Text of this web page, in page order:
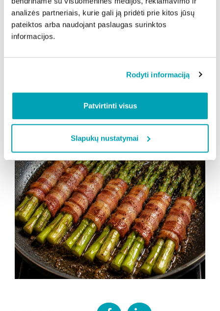
analizės partneriais, kurie gali ją pridėti prie kitos jūsų
pateiktos arba naudojant paslaugas surinktos
informacijos.
Rodyti informaciją
Patvirtinti visus
Slapukų nustatymai
pavirkite kelias minutes. Po kelių minučių
išimkite smidrus iš verdančio vandens
ir perliekite labai šaltu vandeniu, kad išliktų
traškūs.
Smidrus apšlakstykite alyvuogių aliejumi ir
Kepkite ant grotelių ar keptuvės apie 10
minučių, kol šoninė gražiai apskrus.
Iškeptus smidrus pagardinkite druska
ir pipirais.